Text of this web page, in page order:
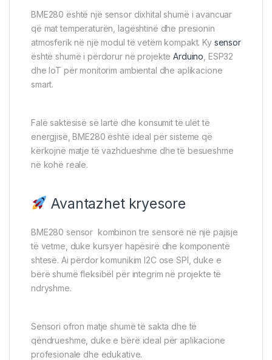
BME280 është një sensor dixhital shumë i avancuar
që mat temperaturën, lagështinë dhe presionin
atmosferik në një modul të vetëm kompakt. Ky sensor
është shumë i përdorur në projekteArduino , ESP32
dhe IoT për monitorim ambiental dhe aplikacione
smart.
Falë saktësisë së lartë dhe konsumit të ulët të
energjisë, BME280 është ideal për sisteme që
kërkojnë matje të vazhdueshme dhe të besueshme
në kohë reale.
Avantazhet kryesore
BME280 sensor kombinon tre sensorë në një pajisje
të vetme, duke kursyer hapësirë dhe komponentë
shtesë. Ai përdor komunikim I2C ose SPI, duke e
bërë shumë fleksibël për integrim në projekte të
ndryshme.
Sensori ofron matje shumë të sakta dhe të
qëndrueshme, duke e bërë ideal për aplikacione
profesionale dhe edukative.